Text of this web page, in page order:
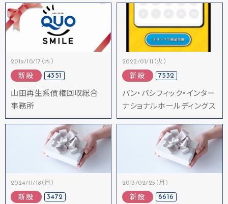
2019/10/17（木）
新設 4351
山田再生系債権回収総合
事務所
2022/01/11（火）
新設 7532
パン・パシフィック・インター
ナショナルホールディングス
2024/11/18（月）
新設 3472
2013/02/25（月）
新設 8616